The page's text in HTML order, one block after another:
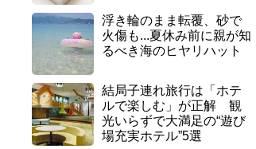
浮き輪のまま転覆、砂で
火傷も...夏休み前に親が知
るべき海のヒヤリハット
結局子連れ旅行は「ホテ
ルで楽しむ」が正解 観
光いらずで大満足の“遊び
場充実ホテル”5選